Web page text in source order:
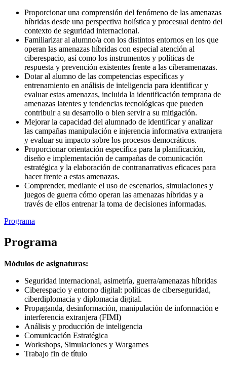
Proporcionar una comprensión del fenómeno de las amenazas
híbridas desde una perspectiva holística y procesual dentro del
contexto de seguridad internacional.
Familiarizar al alumno/a con los distintos entornos en los que
operan las amenazas híbridas con especial atención al
ciberespacio, así como los instrumentos y políticas de
respuesta y prevención existentes frente a las ciberamenazas.
Dotar al alumno de las competencias específicas y
entrenamiento en análisis de inteligencia para identificar y
evaluar estas amenazas, incluida la identificación temprana de
amenazas latentes y tendencias tecnológicas que pueden
contribuir a su desarrollo o bien servir a su mitigación.
Mejorar la capacidad del alumnado de identificar y analizar
las campañas manipulación e injerencia informativa extranjera
y evaluar su impacto sobre los procesos democráticos.
Proporcionar orientación específica para la planificación,
diseño e implementación de campañas de comunicación
estratégica y la elaboración de contranarrativas eficaces para
hacer frente a estas amenazas.
Comprender, mediante el uso de escenarios, simulaciones y
juegos de guerra cómo operan las amenazas híbridas y a
través de ellos entrenar la toma de decisiones informadas.
Programa
Programa
Módulos de asignaturas:
Seguridad internacional, asimetría, guerra/amenazas híbridas
Ciberespacio y entorno digital: políticas de ciberseguridad,
ciberdiplomacia y diplomacia digital.
Propaganda, desinformación, manipulación de información e
interferencia extranjera (FIMI)
Análisis y producción de inteligencia
Comunicación Estratégica
Workshops, Simulaciones y Wargames
Trabajo fin de título